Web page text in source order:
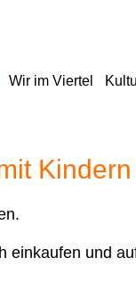
Wir im Viertel
Kindern
einkaufen und